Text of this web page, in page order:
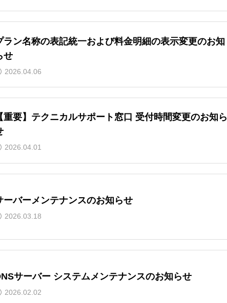
ラン名称の表記統一および料金明細の表示変更のお知
せ
2026.04.06
【重要】テクニカルサポート窓口 受付時間変更のお知ら
2026.04.01
ーバーメンテナンスのお知らせ
2026.03.18
サーバー システムメンテナンスのお知らせ
2026.02.02